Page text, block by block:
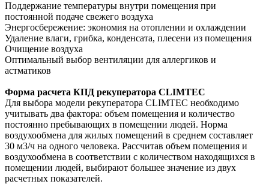
Поддержание температуры внутри помещения при
постоянной подаче свежего воздуха
Энергосбережение: экономия на отоплении и охлаждении
Удаление влаги, грибка, конденсата, плесени из помещения
Очищение воздуха
Оптимальный выбор вентиляции для аллергиков и
астматиков
Форма расчета КПД рекуператора CLIMTEC
Для выбора модели рекуператора CLIMTEC необходимо
учитывать два фактора: объем помещения и количество
постоянно пребывающих в помещении людей. Норма
воздухообмена для жилых помещений в среднем составляет
30 м3/ч на одного человека. Рассчитав объем помещения и
воздухообмена в соответствии с количеством находящихся в
помещении людей, выбирают большее значение из двух
расчетных показателей.